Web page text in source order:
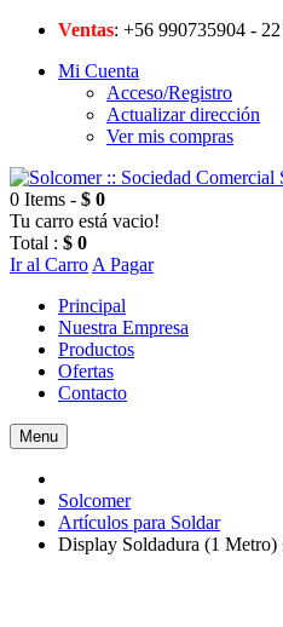
Ventas: +56 990735904 -
Mi Cuenta
Acceso/Registro
Actualizar dirección
Ver mis compras
0 Items - $ 0
Tu carro está vacio!
Total : $ 0
Ir al Carro A Pagar
Principal
Nuestra Empresa
Productos
Ofertas
Contacto
Menu
Solcomer
Artículos para Soldar
Display Soldadura (1 Metro)